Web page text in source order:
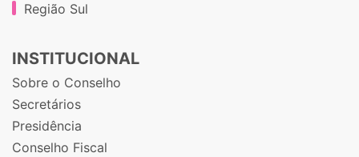
Região Sul
INSTITUCIONAL
Sobre o Conselho
Secretários
Presidência
Conselho Fiscal